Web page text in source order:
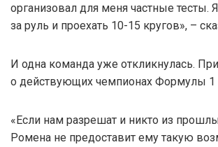
организовал для меня частные тесты.
за руль и проехать 10-15 кругов», –
И одна команда уже откликнулась.
о действующих чемпионах Формулы 1
«Если нам разрешат и никто из
Ромена не предоставит ему такую